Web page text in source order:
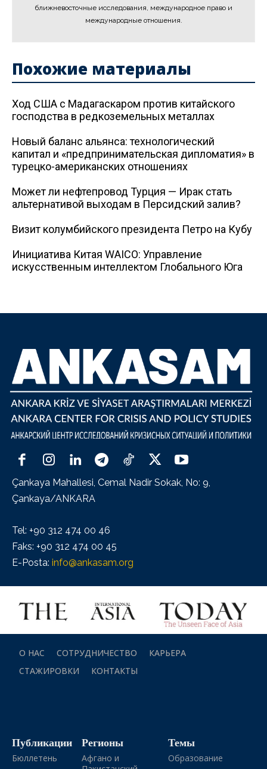
ближневосточные исследования, международное право и
международные отношения.
Похожие материалы
Ход США с Мадагаскаром против китайского
господства в редкоземельных металлах
Новый баланс альянса: технологический
капитал и «предпринимательская дипломатия» в
турецко-американских отношениях
Может ли нефтепровод Турция — Ирак стать
альтернативой выходам в Персидский залив?
Визит колумбийского президента Петро на Кубу
Инициатива Китая WAICO: Управление
искусственным интеллектом Глобального Юга
Çankaya Mahallesi, Cemal Nadir Sokak, No: 9,
Çankaya/ANKARA
Tel: +90 312 474 00 46
Faks: +90 312 474 00 45
E-Posta: info@ankasam.org
О НАС СОТРУДНИЧЕСТВО
КАРЬЕРА
СТАЖИРОВКИ
КОНТАКТЫ
Публикации
Бюллетень
Регионы
Афгано и
Темы
Образование